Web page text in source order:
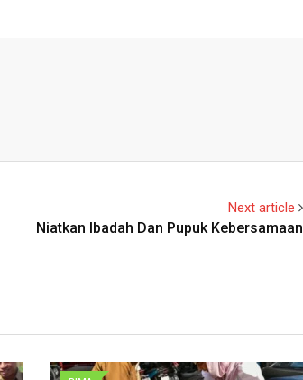
Next article
Niatkan Ibadah Dan Pupuk Kebersamaan